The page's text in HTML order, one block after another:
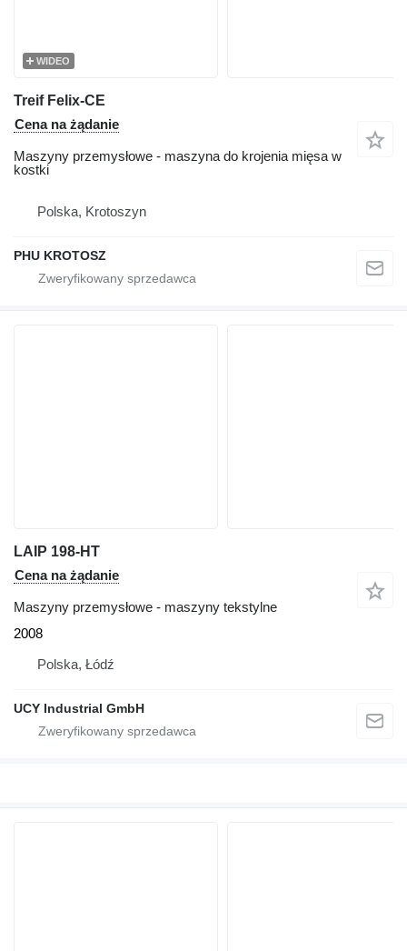
WIDEO
Treif Felix-CE
Cena na żądanie
Maszyny przemysłowe - maszyna do krojenia mięsa w
kostki
Polska, Krotoszyn
PHU KROTOSZ
LAIP 198-HT
Cena na żądanie
Maszyny przemysłowe - maszyny tekstylne
2008
Polska, Łódź
UCY Industrial GmbH